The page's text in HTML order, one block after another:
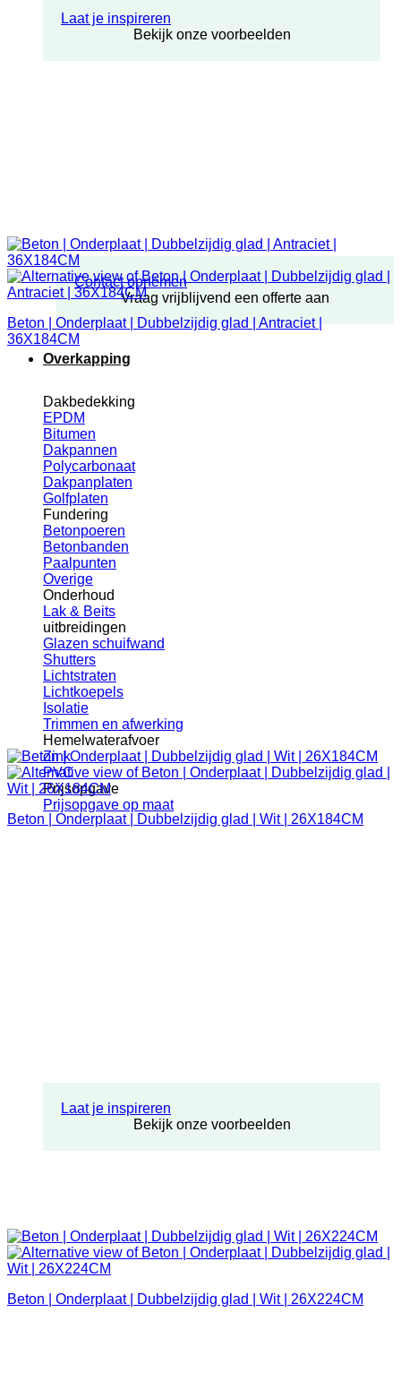
Laat je inspireren
Bekijk onze voorbeelden
Contact opnemen
Vraag vrijblijvend een offerte aan
Overkapping
Dakbedekking
EPDM
Bitumen
Dakpannen
Polycarbonaat
Dakpanplaten
Golfplaten
Fundering
Betonpoeren
Betonbanden
Paalpunten
Overige
Onderhoud
Lak & Beits
uitbreidingen
Glazen schuifwand
Shutters
Lichtstraten
Lichtkoepels
Isolatie
Trimmen en afwerking
Hemelwaterafvoer
Zink
PVC
Prijsopgave
Prijsopgave op maat
Laat je inspireren
Bekijk onze voorbeelden
Beton | Onderplaat | Dubbelzijdig glad | Antraciet |
36X184CM
Beton | Onderplaat | Dubbelzijdig glad | Wit | 26X184CM
Beton | Onderplaat | Dubbelzijdig glad | Wit | 26X224CM